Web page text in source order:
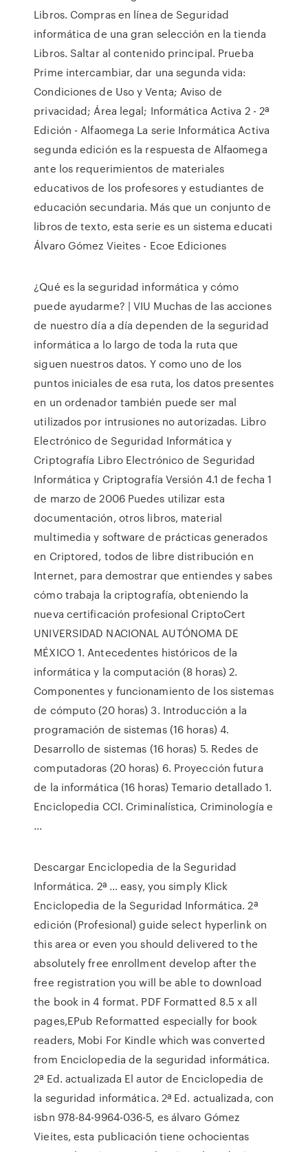
Libros. Compras en línea de Seguridad
informática de una gran selección en la tienda
Libros. Saltar al contenido principal. Prueba
Prime intercambiar, dar una segunda vida:
Condiciones de Uso y Venta; Aviso de
privacidad; Área legal; Informática Activa 2 - 2ª
Edición - Alfaomega La serie Informática Activa
segunda edición es la respuesta de Alfaomega
ante los requerimientos de materiales
educativos de los profesores y estudiantes de
educación secundaria. Más que un conjunto de
libros de texto, esta serie es un sistema educati
Álvaro Gómez Vieites - Ecoe Ediciones
¿Qué es la seguridad informática y cómo
puede ayudarme? | VIU Muchas de las acciones
de nuestro día a día dependen de la seguridad
informática a lo largo de toda la ruta que
siguen nuestros datos. Y como uno de los
puntos iniciales de esa ruta, los datos presentes
en un ordenador también puede ser mal
utilizados por intrusiones no autorizadas. Libro
Electrónico de Seguridad Informática y
Criptografía Libro Electrónico de Seguridad
Informática y Criptografía Versión 4.1 de fecha 1
de marzo de 2006 Puedes utilizar esta
documentación, otros libros, material
multimedia y software de prácticas generados
en Criptored, todos de libre distribución en
Internet, para demostrar que entiendes y sabes
cómo trabaja la criptografía, obteniendo la
nueva certificación profesional CriptoCert
UNIVERSIDAD NACIONAL AUTÓNOMA DE
MÉXICO 1. Antecedentes históricos de la
informática y la computación (8 horas) 2.
Componentes y funcionamiento de los sistemas
de cómputo (20 horas) 3. Introducción a la
programación de sistemas (16 horas) 4.
Desarrollo de sistemas (16 horas) 5. Redes de
computadoras (20 horas) 6. Proyección futura
de la informática (16 horas) Temario detallado 1.
Enciclopedia CCI. Criminalística, Criminología e
...
Descargar Enciclopedia de la Seguridad
Informática. 2ª ... easy, you simply Klick
Enciclopedia de la Seguridad Informática. 2ª
edición (Profesional) guide select hyperlink on
this area or even you should delivered to the
absolutely free enrollment develop after the
free registration you will be able to download
the book in 4 format. PDF Formatted 8.5 x all
pages,EPub Reformatted especially for book
readers, Mobi For Kindle which was converted
from Enciclopedia de la seguridad informática.
2ª Ed. actualizada El autor de Enciclopedia de
la seguridad informática. 2ª Ed. actualizada, con
isbn 978-84-9964-036-5, es álvaro Gómez
Vieites, esta publicación tiene ochocientas